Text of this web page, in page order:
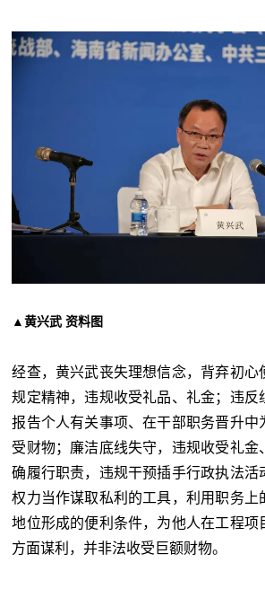
▲黄兴武 资料图
经查，黄兴武丧失理想信念，背弃初心
规定精神，违规收受礼品、礼金；违反
报告个人有关事项、在干部职务晋升中
受财物；廉洁底线失守，违规收受礼金
确履行职责，违规干预插手行政执法活
权力当作谋取私利的工具，利用职务上
地位形成的便利条件，为他人在工程项
方面谋利，并非法收受巨额财物。